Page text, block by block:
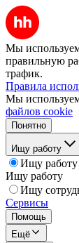
Мы
правильную
трафик.
Правила
Мы
файлов cookie
Понятно
Ищу работу
Ищу работу
Ищу работу
Ищу
Сервисы
Помощь
Ещё